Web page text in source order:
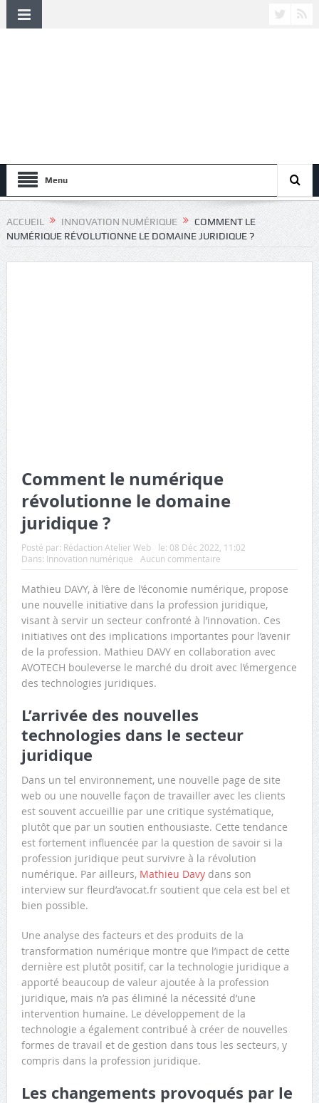
Menu
ACCUEIL INNOVATION NUMÉRIQUE
COMMENT LE
NUMÉRIQUE RÉVOLUTIONNE LE DOMAINE JURIDIQUE ?
Comment le numérique
révolutionne le domaine
juridique ?
Posté par: Rédaction Atelier Web le: 08 Déc 2022, 11:02
Dans: Innovation numérique Aucun commentaire
Mathieu DAVY, à l’ère de l’économie numérique, propose
une nouvelle initiative dans la profession juridique,
visant à servir un secteur confronté à l’innovation. Ces
initiatives ont des implications importantes pour l’avenir
de la profession. Mathieu DAVY en collaboration avec
AVOTECH bouleverse le marché du droit avec l’émergence
des technologies juridiques.
L’arrivée des nouvelles
technologies dans le secteur
juridique
Dans un tel environnement, une nouvelle page de site
web ou une nouvelle façon de travailler avec les clients
est souvent accueillie par une critique systématique,
plutôt que par un soutien enthousiaste. Cette tendance
est fortement influencée par la question de savoir si la
profession juridique peut survivre à la révolution
numérique. Par ailleurs, Mathieu Davydans son
interview sur fleurd’avocat.fr soutient que cela est bel et
bien possible.
Une analyse des facteurs et des produits de la
transformation numérique montre que l’impact de cette
dernière est plutôt positif, car la technologie juridique a
apporté beaucoup de valeur ajoutée à la profession
juridique, mais n’a pas éliminé la nécessité d’une
intervention humaine. Le développement de la
technologie a également contribué à créer de nouvelles
formes de travail et de gestion dans tous les secteurs, y
compris dans la profession juridique.
Les changements provoqués par le